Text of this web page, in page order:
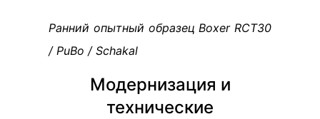
Ранний опытный образец Boxer RCT30
/ PuBo / Schakal
Модернизация и
технические